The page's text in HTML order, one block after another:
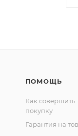
ПОМОЩЬ
Как совершить
покупку
Гарантия на